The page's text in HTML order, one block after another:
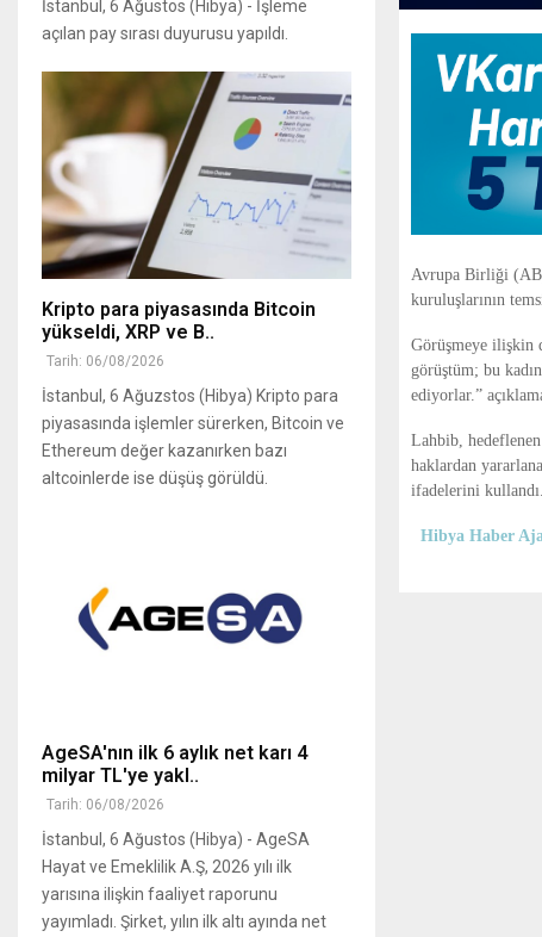
Avrupa Birliği
kuruluşlarının
Görüşmeye ilişkin
görüştüm; bu
ediyorlar.”
Lahbib,
haklardan
ifadelerini kullandı.
Hibya Haber
İstanbul, 6 Ağustos (Hibya) - İşleme
açılan pay sırası duyurusu yapıldı.
Kripto para piyasasında Bitcoin
yükseldi, XRP ve B..
Tarih: 06/08/2026
İstanbul, 6 Ağuzstos (Hibya) Kripto para
piyasasında işlemler sürerken, Bitcoin ve
Ethereum değer kazanırken bazı
altcoinlerde ise düşüş görüldü.
AgeSA'nın ilk 6 aylık net karı 4
milyar TL'ye yakl..
Tarih: 06/08/2026
İstanbul, 6 Ağustos (Hibya) - AgeSA
Hayat ve Emeklilik A.Ş, 2026 yılı ilk
yarısına ilişkin faaliyet raporunu
yayımladı. Şirket, yılın ilk altı ayında net